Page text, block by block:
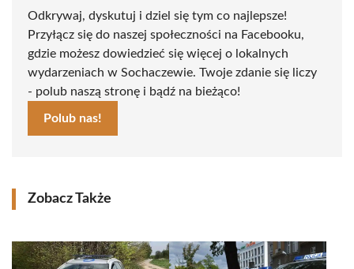
Odkrywaj, dyskutuj i dziel się tym co najlepsze!
Przyłącz się do naszej społeczności na Facebooku,
gdzie możesz dowiedzieć się więcej o lokalnych
wydarzeniach w Sochaczewie. Twoje zdanie się liczy
- polub naszą stronę i bądź na bieżąco!
Polub nas!
Zobacz Także